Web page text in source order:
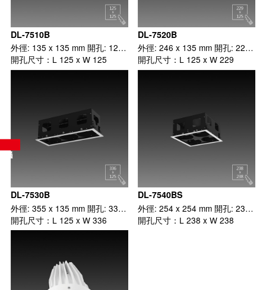
DL-7510B
外徑: 135 x 135 mm 開孔: 125 x 125 mm 1 x 1
開孔尺寸：L 125 x W 125
DL-7520B
外徑: 246 x 135 mm 開孔: 229 x 125mm 1 x 2
開孔尺寸：L 125 x W 229
DL-7530B
外徑: 355 x 135 mm 開孔: 336 x 125 mm 1 x 3
開孔尺寸：L 125 x W 336
DL-7540BS
外徑: 254 x 254 mm 開孔: 238 x 238 mm 2 x 2
開孔尺寸：L 238 x W 238